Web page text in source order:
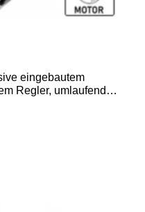
eingebautem
Regler, umlaufende
mit